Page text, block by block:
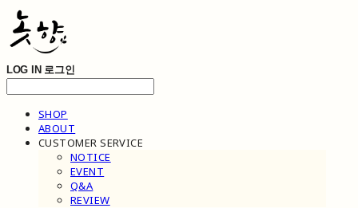
LOG IN 로그인
SHOP
ABOUT
CUSTOMER SERVICE
NOTICE
EVENT
Q&A
REVIEW